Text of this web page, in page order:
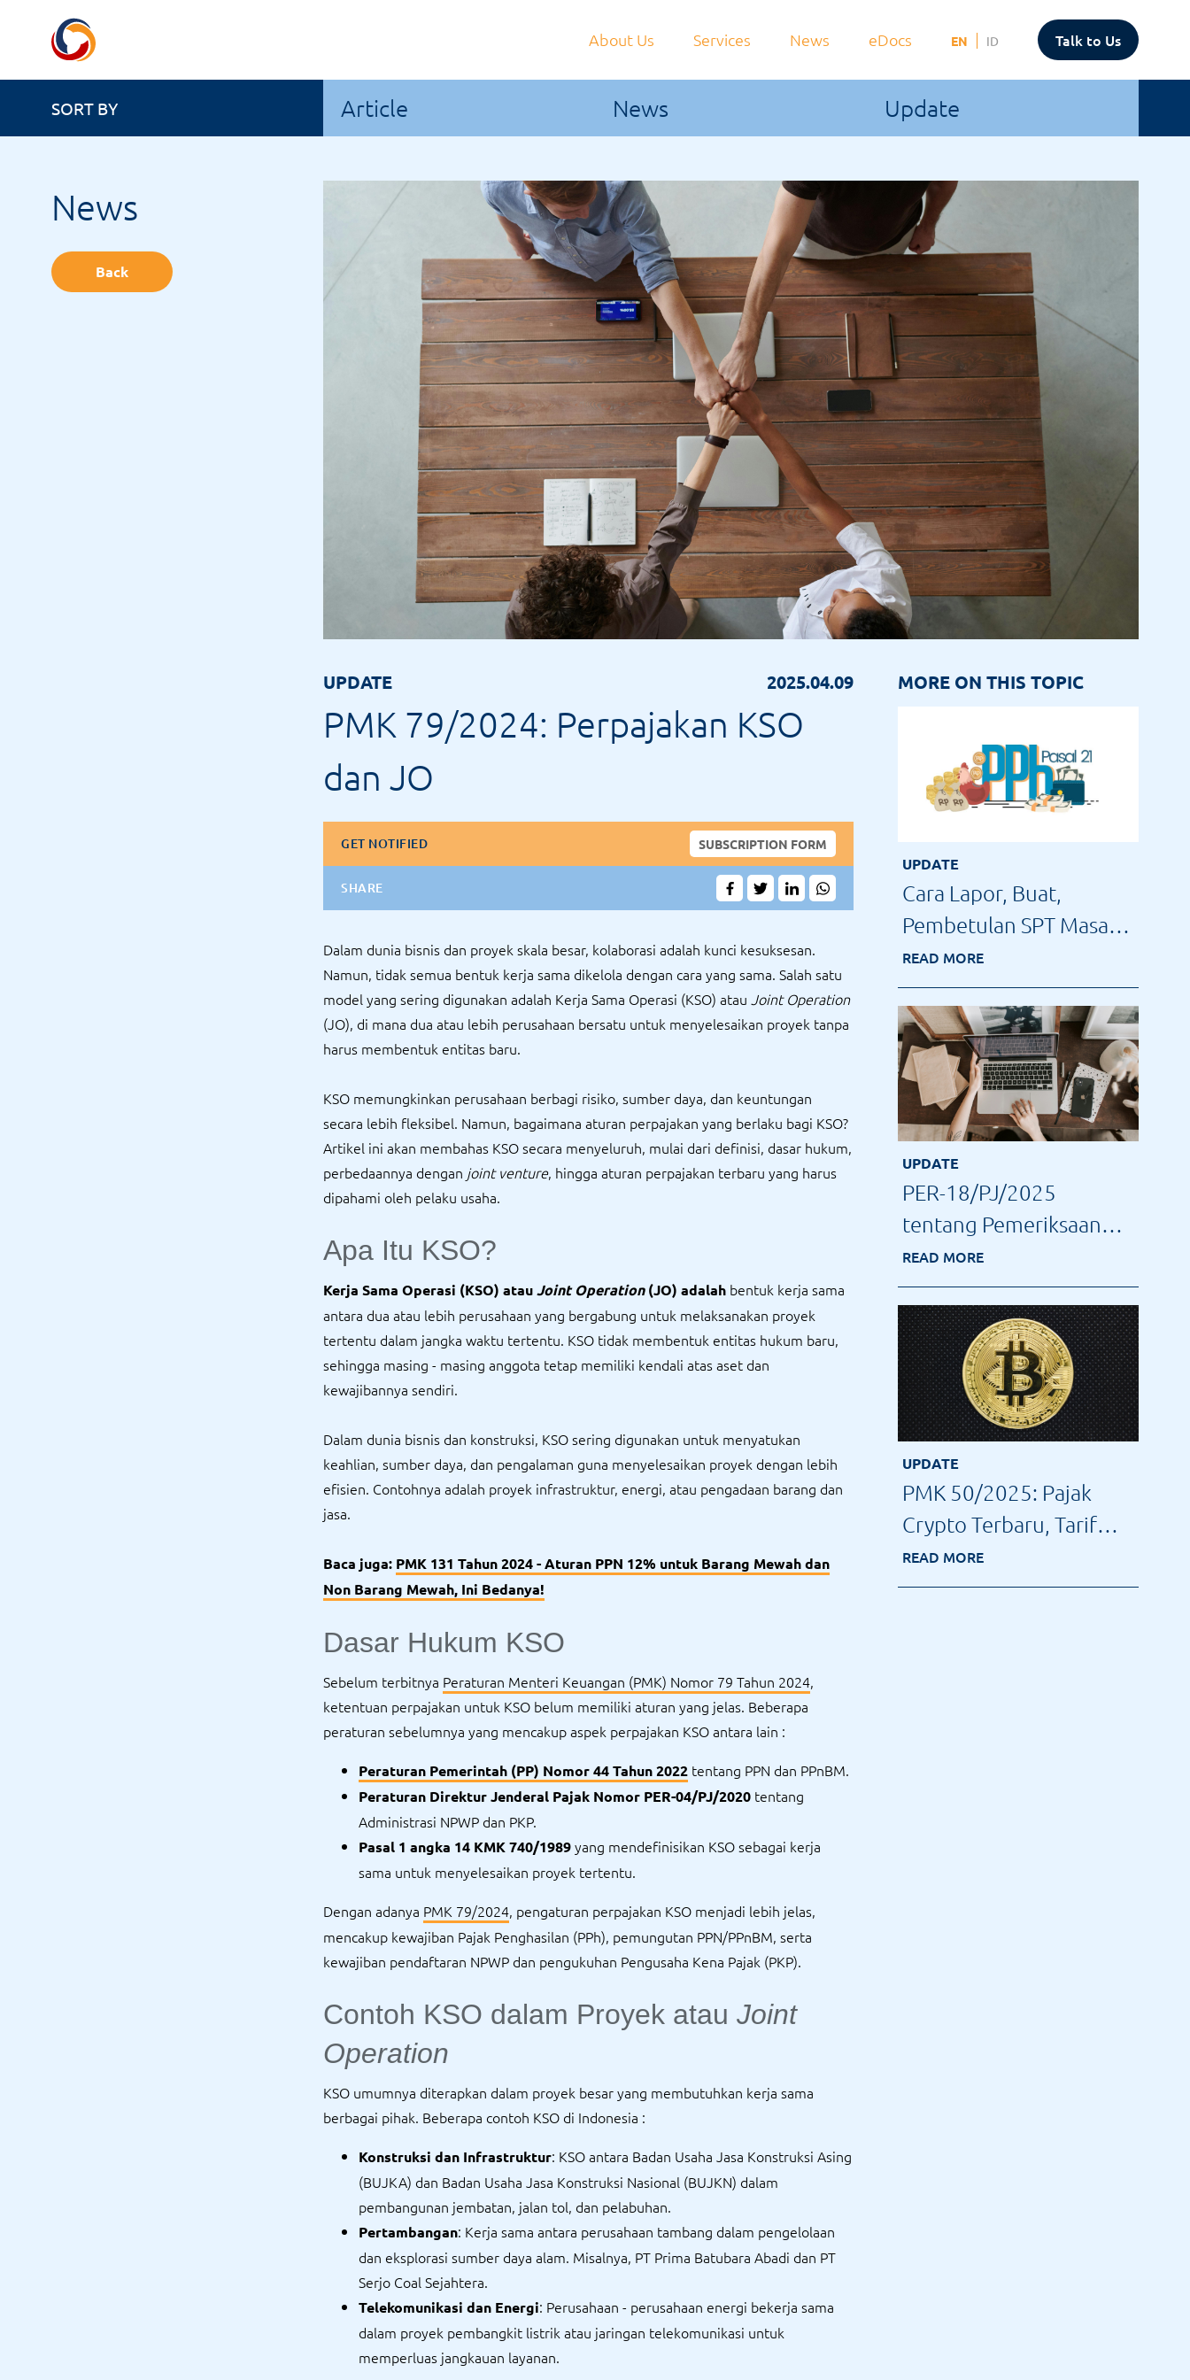
About Us Services News eDocs EN ID Talk to Us
SORT BY Article News Update
News
Back
UPDATE 2025.04.09
PMK 79/2024: Perpajakan KSO
dan JO
GET NOTIFIED SUBSCRIPTION FORM
SHARE
Dalam dunia bisnis dan proyek skala besar, kolaborasi adalah kunci kesuksesan.
Namun, tidak semua bentuk kerja sama dikelola dengan cara yang sama. Salah satu
model yang sering digunakan adalah Kerja Sama Operasi (KSO) atau Joint Operation
(JO), di mana dua atau lebih perusahaan bersatu untuk menyelesaikan proyek tanpa
harus membentuk entitas baru.
KSO memungkinkan perusahaan berbagi risiko, sumber daya, dan keuntungan
secara lebih fleksibel. Namun, bagaimana aturan perpajakan yang berlaku bagi KSO?
Artikel ini akan membahas KSO secara menyeluruh, mulai dari definisi, dasar hukum,
perbedaannya dengan joint venture, hingga aturan perpajakan terbaru yang harus
dipahami oleh pelaku usaha.
Apa Itu KSO?
Kerja Sama Operasi (KSO) atauJoint Operation(JO) adalah bentuk kerja sama
antara dua atau lebih perusahaan yang bergabung untuk melaksanakan proyek
tertentu dalam jangka waktu tertentu. KSO tidak membentuk entitas hukum baru,
sehingga masing - masing anggota tetap memiliki kendali atas aset dan
kewajibannya sendiri.
Dalam dunia bisnis dan konstruksi, KSO sering digunakan untuk menyatukan
keahlian, sumber daya, dan pengalaman guna menyelesaikan proyek dengan lebih
efisien. Contohnya adalah proyek infrastruktur, energi, atau pengadaan barang dan
jasa.
Baca juga: PMK 131 Tahun 2024 - Aturan PPN 12% untuk Barang Mewah dan
Non Barang Mewah, Ini Bedanya!
Dasar Hukum KSO
Sebelum terbitnya Peraturan Menteri Keuangan (PMK) Nomor 79 Tahun 2024,
ketentuan perpajakan untuk KSO belum memiliki aturan yang jelas. Beberapa
peraturan sebelumnya yang mencakup aspek perpajakan KSO antara lain :
Peraturan Pemerintah (PP) Nomor 44 Tahun 2022 tentang PPN dan PPnBM.
Peraturan Direktur Jenderal Pajak Nomor PER-04/PJ/2020 tentang
Administrasi NPWP dan PKP.
Pasal 1 angka 14 KMK 740/1989yang mendefinisikan KSO sebagai kerja
sama untuk menyelesaikan proyek tertentu.
Dengan adanya PMK 79/2024, pengaturan perpajakan KSO menjadi lebih jelas,
mencakup kewajiban Pajak Penghasilan (PPh), pemungutan PPN/PPnBM, serta
kewajiban pendaftaran NPWP dan pengukuhan Pengusaha Kena Pajak (PKP).
Contoh KSO dalam Proyek atau Joint
Operation
KSO umumnya diterapkan dalam proyek besar yang membutuhkan kerja sama
berbagai pihak. Beberapa contoh KSO di Indonesia :
Konstruksi dan Infrastruktur: KSO antara Badan Usaha Jasa Konstruksi Asing
(BUJKA) dan Badan Usaha Jasa Konstruksi Nasional (BUJKN) dalam
pembangunan jembatan, jalan tol, dan pelabuhan.
Pertambangan: Kerja sama antara perusahaan tambang dalam pengelolaan
dan eksplorasi sumber daya alam. Misalnya, PT Prima Batubara Abadi dan PT
Serjo Coal Sejahtera.
Telekomunikasi dan Energi: Perusahaan - perusahaan energi bekerja sama
dalam proyek pembangkit listrik atau jaringan telekomunikasi untuk
memperluas jangkauan layanan.
MORE ON THIS TOPIC
UPDATE
Cara Lapor, Buat,
Pembetulan SPT Masa
PPh 21 di Coretax
READ MORE
UPDATE
PER-18/PJ/2025
tentang Pemeriksaan
Pajak Terbaru: Tindak
Lanjut Data Konkret
READ MORE
UPDATE
PMK 50/2025: Pajak
Crypto Terbaru, Tarif
dan Cara
Menghitungnya
READ MORE